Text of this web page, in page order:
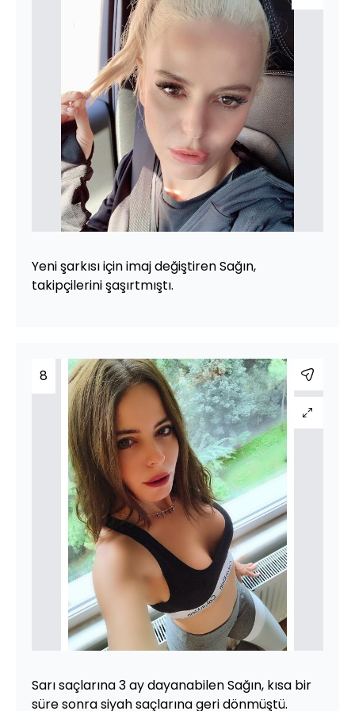
Yeni şarkısı için imaj değiştiren Sağın,
takipçilerini şaşırtmıştı.
8
Sarı saçlarına 3 ay dayanabilen Sağın, kısa bir
süre sonra siyah saçlarına geri dönmüştü.